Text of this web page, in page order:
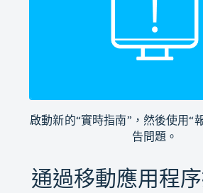
啟動新的“實時指南”，然後使用“
告問題。
通過移動應用程